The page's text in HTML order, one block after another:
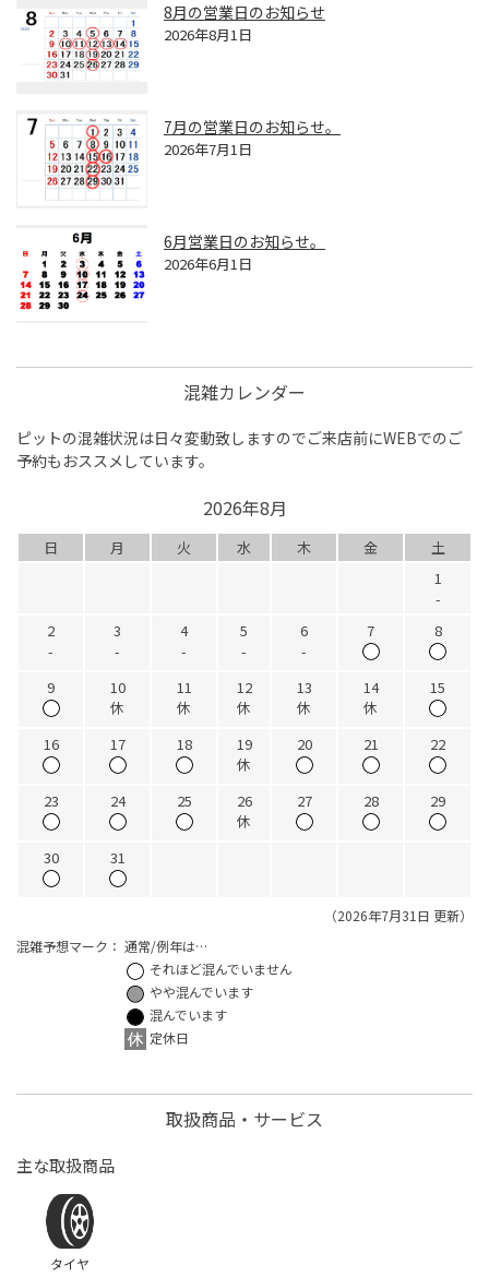
8月の営業日のお知らせ
2026年8月1日
7月の営業日のお知らせ。
2026年7月1日
6月営業日のお知らせ。
2026年6月1日
混雑カレンダー
ピットの混雑状況は日々変動致しますのでご来店前にWEBでのご
予約もおススメしています。
2026年8月
日 月 火 水 木 金
土
1
-
2
-
3
-
4
-
5
-
6
-
7 8
9
10
休
11
休
12
休
13
休
14
休
15
16 17 18
19
休
20 21 22
23 24 25
26
休
27 28 29
30 31
（2026年7月31日 更新）
混雑予想マーク： 通常/例年は…
それほど混んでいません
やや混んでいます
混んでいます
定休日
取扱商品・サービス
主な取扱商品
タイヤ